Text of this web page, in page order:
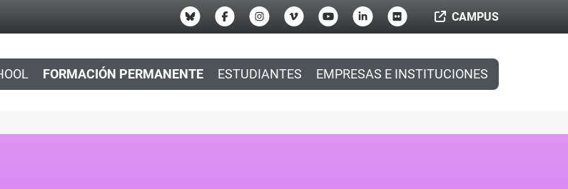
CAMPUS
FORMACIÓN PERMANENTE ESTUDIANTES EMPRESAS E INSTITUCIONES